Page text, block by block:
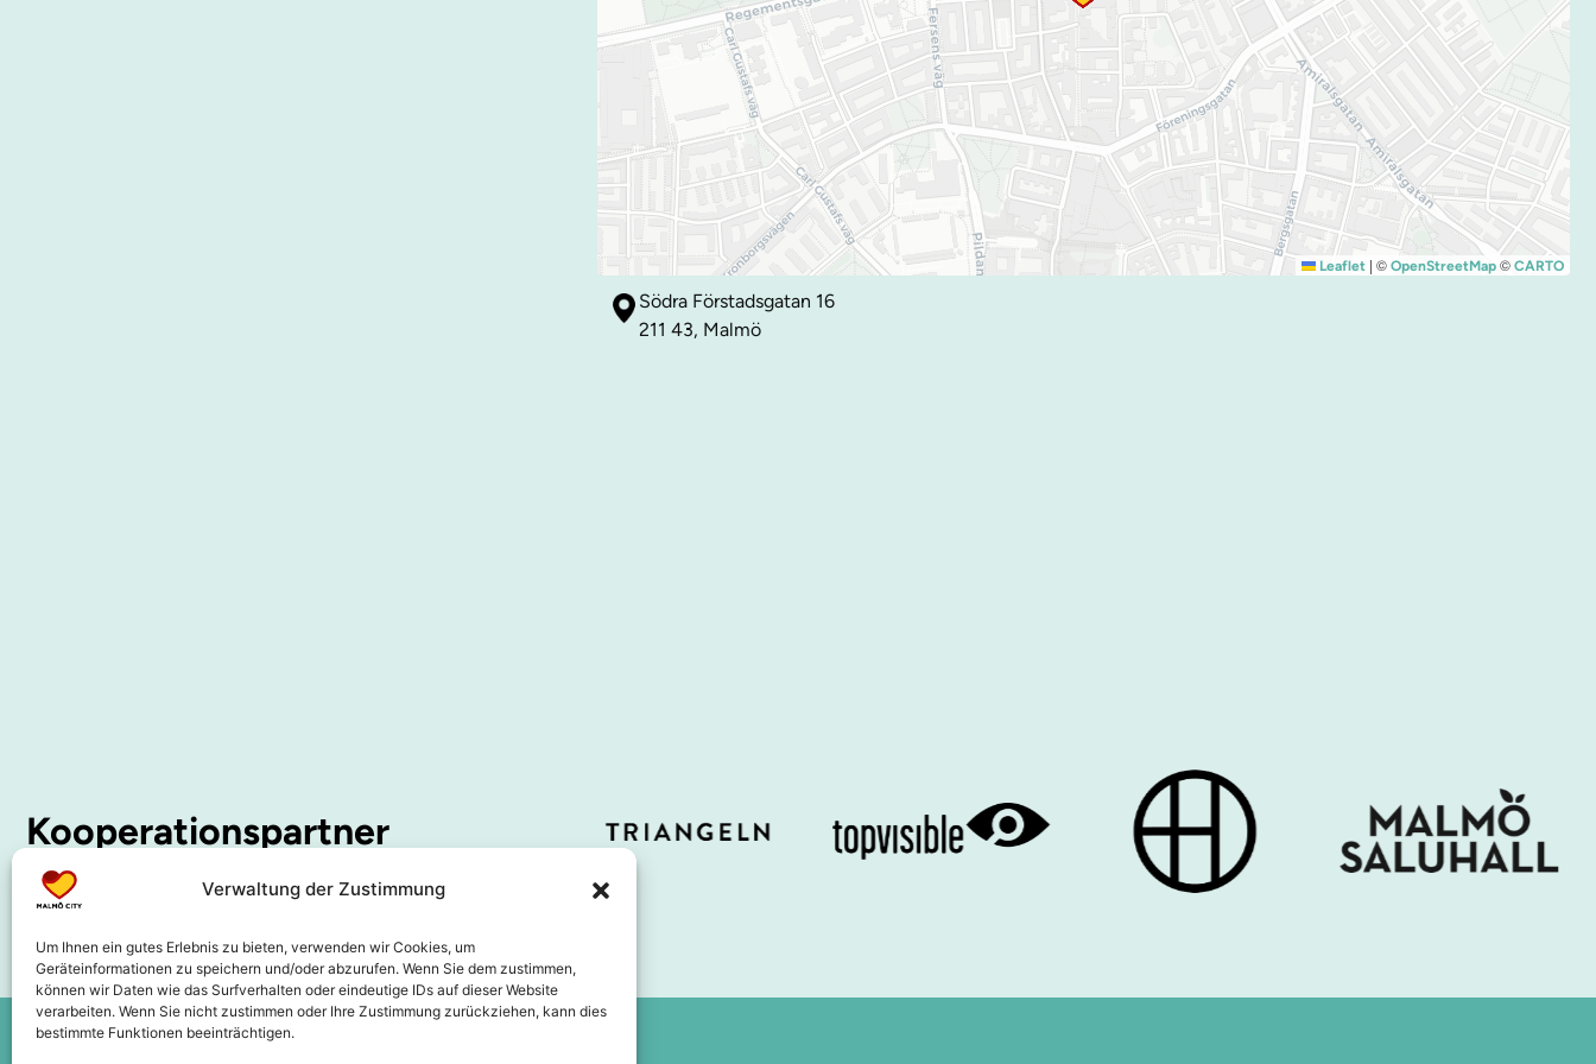
Verwaltung der Zustimmung
Um Ihnen ein gutes Erlebnis zu bieten, verwenden wir Cookies, um
Geräteinformationen zu speichern und/oder abzurufen. Wenn Sie dem zustimmen,
können wir Daten wie das Surfverhalten oder eindeutige IDs auf dieser Website
verarbeiten. Wenn Sie nicht zustimmen oder Ihre Zustimmung zurückziehen, kann dies
bestimmte Funktionen beeinträchtigen.
Leaflet | © OpenStreetMap © CARTO
Södra Förstadsgatan 16
211 43, Malmö
Kooperationspartner